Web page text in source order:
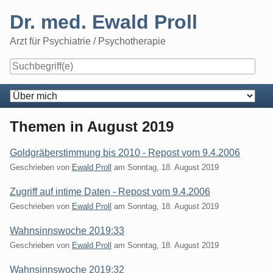
content
Dr. med. Ewald Proll
Arzt für Psychiatrie / Psychotherapie
Navigation
Themen in August 2019
Goldgräberstimmung bis 2010 - Repost vom 9.4.2006
Geschrieben von Ewald Proll am Sonntag, 18. August 2019
Zugriff auf intime Daten - Repost vom 9.4.2006
Geschrieben von Ewald Proll am Sonntag, 18. August 2019
Wahnsinnswoche 2019:33
Geschrieben von Ewald Proll am Sonntag, 18. August 2019
Wahnsinnswoche 2019:32